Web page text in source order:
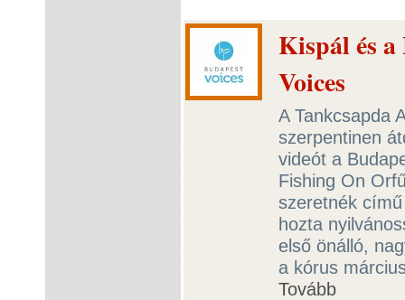
Kispál és
Voices
A Tankcsapda
szerpentinen
videót a
Fishing On
szeretnék
hozta
első önálló,
a kórus
Tovább